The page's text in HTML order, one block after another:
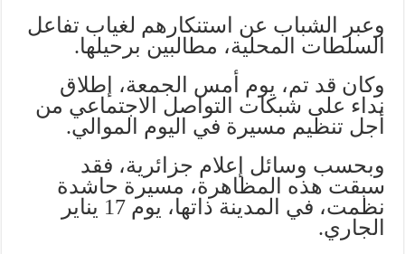
وعبر الشباب عن استنكارهم لغياب تفاعل
السلطات المحلية، مطالبين برحيلها.
وكان قد تم، يوم أمس الجمعة، إطلاق
نداء على شبكات التواصل الاجتماعي من
أجل تنظيم مسيرة في اليوم الموالي.
وبحسب وسائل إعلام جزائرية، فقد
سبقت هذه المظاهرة، مسيرة حاشدة
نظمت، في المدينة ذاتها، يوم 17 يناير
الجاري.